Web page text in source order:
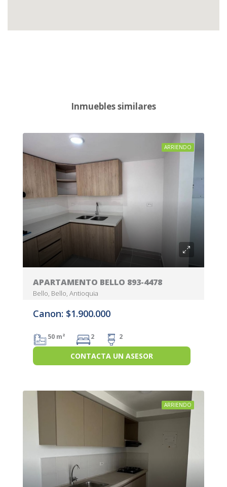
Inmuebles similares
ARRIENDO
APARTAMENTO BELLO 893-4478
Bello, Bello, Antioquia
Canon: $1.900.000
50 m² 2 2
CONTACTA UN ASESOR
ARRIENDO